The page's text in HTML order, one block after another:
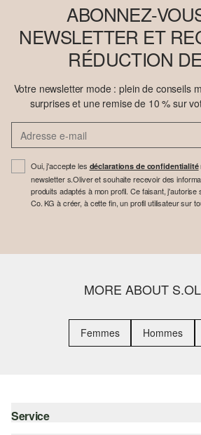
ABONNEZ-
NEWSLETTER ET
RÉDUCTION
Votre newsletter mode : plein de conseils
surprises et une remise de 10 % sur
Oui, j'accepte les déclarations de confidentialité
newsletter s.Oliver et souhaite recevoir des
produits adaptés à mon profil. Ce faisant,
Co. KG à créer, à cette fin, un profil utilisateur sur
MORE ABOUT
Femmes Hommes
Service